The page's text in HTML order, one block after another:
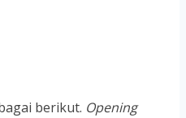
berikut. Opening